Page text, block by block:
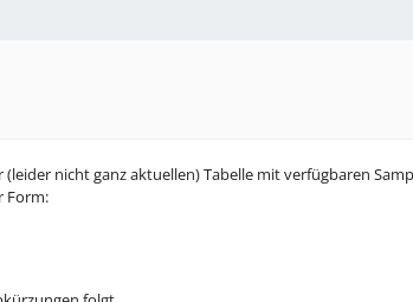
nicht ganz aktuellen) Tabelle mit verfügbaren
Form: